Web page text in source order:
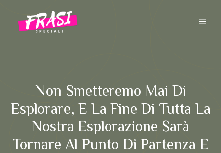
contenuto
Non Smetteremo Mai Di
Esplorare, E La Fine Di Tutta La
Nostra Esplorazione Sarà
Tornare Al Punto Di Partenza E